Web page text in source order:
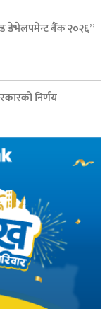
डेभेलपमेन्ट बैंक २०२६”
निर्णय